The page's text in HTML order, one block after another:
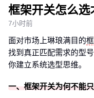
框架开关怎么选
7小时前
面对市场上琳琅满目的
找到真正匹配需求的型
你建立系统选型思维。
一、框架开关为何不能只